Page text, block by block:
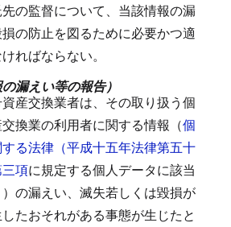
の監督について、当該情報の漏
の防止を図るために必要かつ適
ればならない。
漏えい等の報告）
産交換業者は、その取り扱う個
換業の利用者に関する情報（個
る法律（平成十五年法律第五十
項に規定する個人データに該当
の漏えい、滅失若しくは毀損が
たおそれがある事態が生じたと